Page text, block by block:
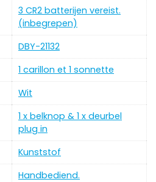
‎3 CR2 batterijen vereist.
(inbegrepen)
‎DBY-21132
‎1 carillon et 1 sonnette
‎Wit
‎1 x belknop & 1 x deurbel
plug in
‎Kunststof
‎Handbediend.